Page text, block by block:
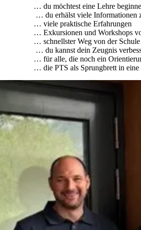
… du möchtest eine Lehre
… du erhälst viele Informationen
… viele praktische Erfahrungen
… Exkursionen und Workshops
… schnellster Weg von der
… du kannst dein Zeugnis
… für alle, die noch ein
… die PTS als Sprungbrett in